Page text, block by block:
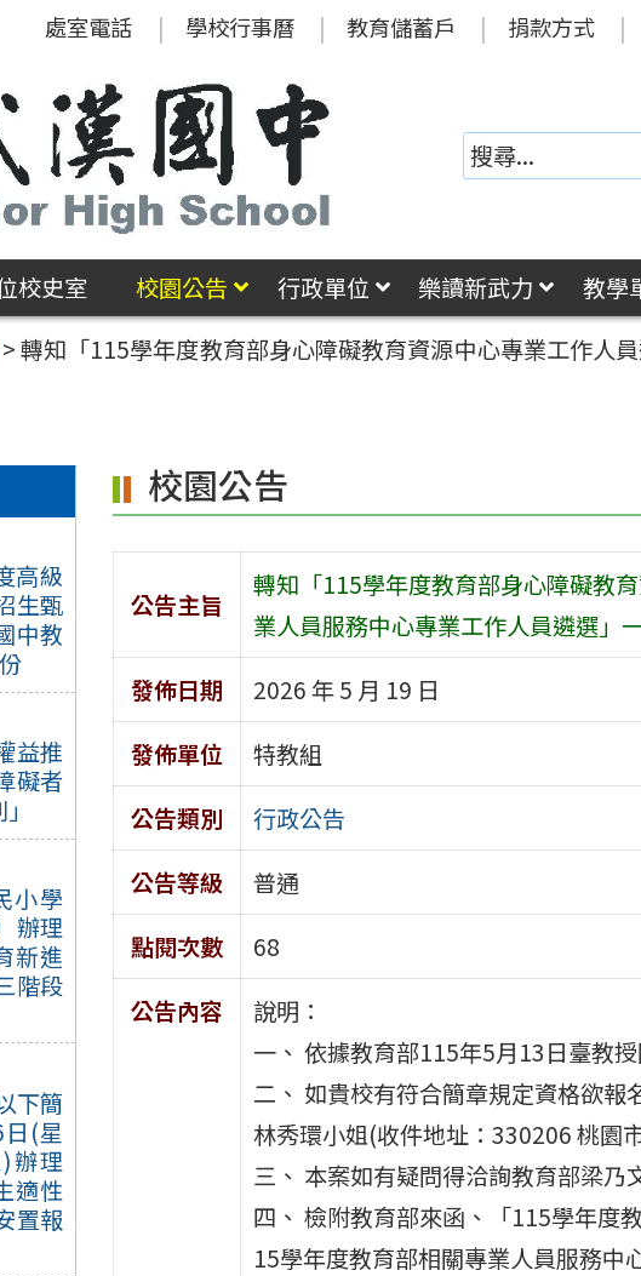
處室電話 學校行事曆 教育儲蓄戶 捐款方式
校史室 校園公告 行政單位 樂讀新武力 教學
>轉知「115學年度教育部身心障礙教育資源中心專業工作人
高級
生甄
中教
益推
礙者
小學
辦理
新進
階段
下簡
(星
辦理
適性
置報
校園公告
公告主旨
轉知「115學年度教育部身心障礙教
業人員服務中心專業工作人員遴選」
發佈日期
2026 年 5 月 19 日
發佈單位
特教組
公告類別
行政公告
公告等級
普通
點閱次數
68
公告內容
說明：
一、 依據教育部115年5月13日臺教
二、 如貴校有符合簡章規定資格欲
林秀環小姐(收件地址：330206 桃園
三、 本案如有疑問得洽詢教育部梁
四、 檢附教育部來函、「115學年度
15學年度教育部相關專業人員服務中